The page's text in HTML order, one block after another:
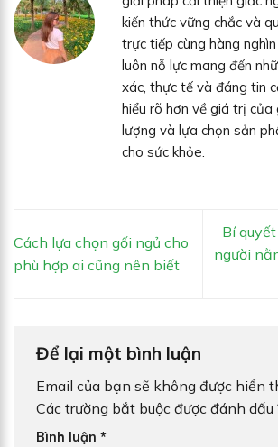
kiến thức vững chắc và
trực tiếp cùng hàng
luôn nỗ lực mang đến
xác, thực tế và đáng tin
hiểu rõ hơn về giá trị của
lượng và lựa chọn sản
cho sức khỏe.
Cách lựa chọn gối ngủ cho
phù hợp ai cũng nên biết
Bí
người
Để lại một bình luận
Email của bạn sẽ không được hiển
Các trường bắt buộc được đánh dấu
Bình luận *